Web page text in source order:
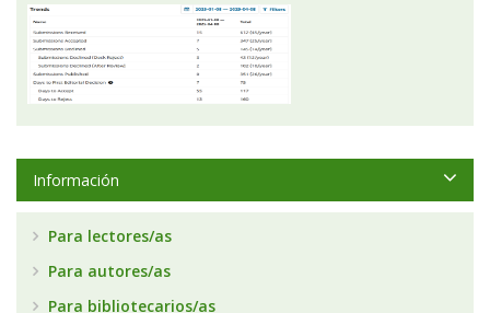
Información
Para lectores/as
Para autores/as
Para bibliotecarios/as